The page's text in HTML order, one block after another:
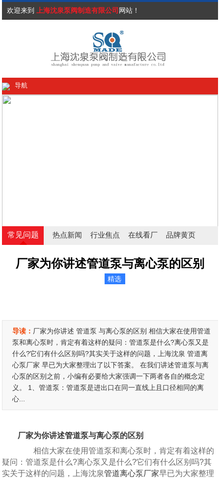
欢迎来到 上海沈泉泵阀制造有限公司 网站！
导航
常见问题 热点新闻 行业焦点 在线看厂 品牌黄页
厂家为你讲述管道泵与离心泵的区别
精选
导读： 厂家为你讲述 管道泵 与离心泵的区别 相信大家在使用管道
泵和离心泵时，肯定有着这样的疑问：管道泵是什么?离心泵又是
什么?它们有什么区别吗?其实关于这样的问题，上海沈泉 管道离
心泵厂家 早已为大家整理出了以下答案。 在我们讲述管道泵与离
心泵的区别之前，小编有必要给大家强调一下两者各自的概念定
义。 1、管道泵：管道泵是进出口在同一直线上且口径相同的离
心...
厂家为你讲述管道泵与离心泵的区别
相信大家在使用管道泵和离心泵时，肯定有着这样的
疑问：管道泵是什么?离心泵又是什么?它们有什么区别吗?其
实关于这样的问题，上海沈泉管道离心泵厂家早已为大家整理